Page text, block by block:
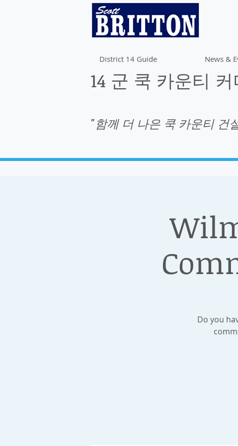
District 14 Guide News &
14 군 쿡 카운티
"함께 더 나은 쿡 카운티 건
Do you